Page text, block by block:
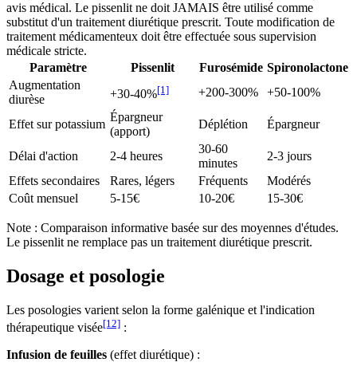
avis médical. Le pissenlit ne doit JAMAIS être utilisé comme
substitut d'un traitement diurétique prescrit. Toute modification de
traitement médicamenteux doit être effectuée sous supervision
médicale stricte.
Paramètre
Pissenlit Furosémide Spironolactone
Augmentation
diurèse
+30-40%[1] +200-300% +50-100%
Effet sur potassium
Épargneur
(apport)
Déplétion Épargneur
Délai d'action 2-4 heures
30-60
minutes
2-3 jours
Effets secondaires
Rares, légers Fréquents
Modérés
Coût mensuel
5-15€ 10-20€ 15-30€
Note : Comparaison informative basée sur des moyennes d'études.
Le pissenlit ne remplace pas un traitement diurétique prescrit.
Dosage et posologie
Les posologies varient selon la forme galénique et l'indication
thérapeutique visée[12] :
Infusion de feuilles (effet diurétique) :